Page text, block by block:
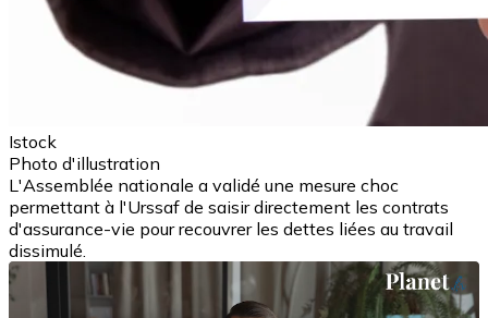
Istock
Photo d'illustration
L'Assemblée nationale a validé une mesure choc
permettant à l'Urssaf de saisir directement les contrats
d'assurance-vie pour recouvrer les dettes liées au travail
dissimulé.